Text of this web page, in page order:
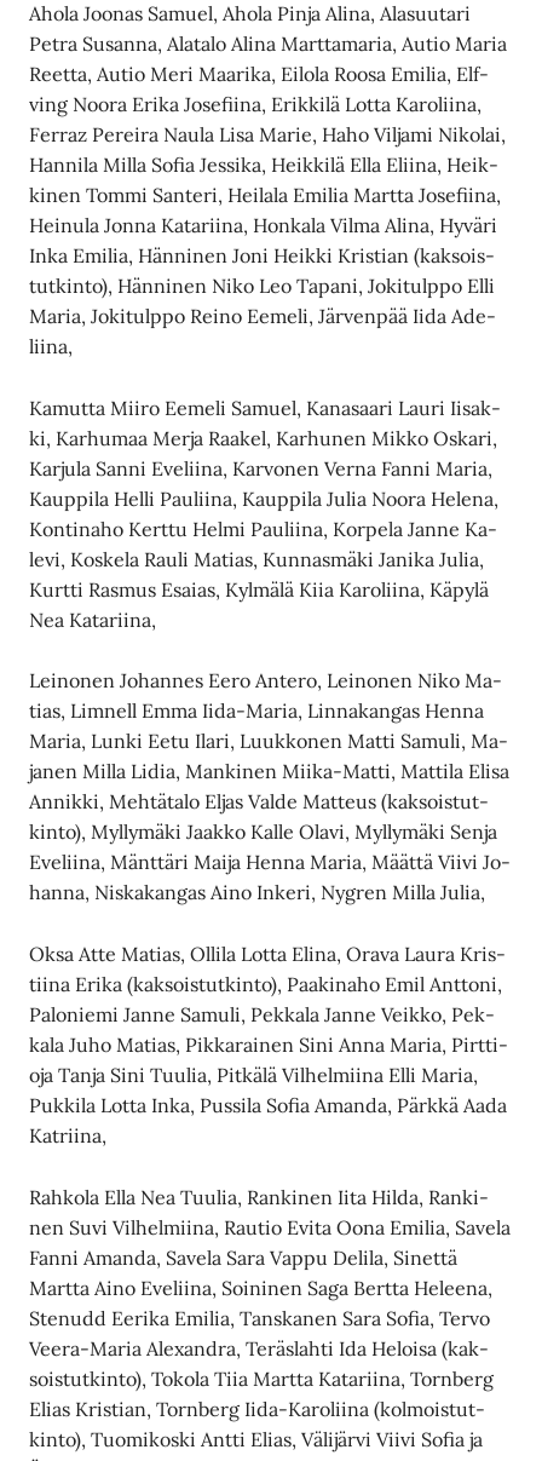
Aho­la Joo­nas Sa­mu­el, Aho­la Pin­ja Ali­na, Ala­suu­ta­ri
Pet­ra Su­san­na, Ala­ta­lo Ali­na Mart­ta­ma­ria, Au­tio Ma­ria
Reet­ta, Au­tio Meri Maa­ri­ka, Ei­lo­la Roo­sa Emi­lia, Elf­
ving Noo­ra Eri­ka Jo­se­fii­na, Erik­ki­lä Lot­ta Ka­ro­lii­na,
Fer­raz Pe­rei­ra Nau­la Lisa Ma­rie, Haho Vil­ja­mi Ni­ko­lai,
Han­ni­la Mil­la So­fia Jes­si­ka, Heik­ki­lä El­la Elii­na, Heik­
ki­nen Tom­mi San­te­ri, Hei­la­la Emi­lia Mart­ta Jo­se­fii­na,
Hei­nu­la Jon­na Ka­ta­rii­na, Hon­ka­la Vil­ma Ali­na, Hy­vä­ri
In­ka Emi­lia, Hän­ni­nen Joni Heik­ki Kris­ti­an (kak­sois­
tut­kin­to), Hän­ni­nen Niko Leo Ta­pa­ni, Jo­ki­tulp­po El­li
Ma­ria, Jo­ki­tulp­po Rei­no Ee­me­li, Jär­ven­pää Ii­da Ade­
lii­na,
Ka­mut­ta Mii­ro Ee­me­li Sa­mu­el, Ka­na­saa­ri Lau­ri Ii­sak­
ki, Kar­hu­maa Mer­ja Raa­kel, Kar­hu­nen Mik­ko Os­ka­ri,
Kar­ju­la San­ni Eve­lii­na, Kar­vo­nen Ver­na Fan­ni Ma­ria,
Kaup­pi­la Hel­li Pau­lii­na, Kaup­pi­la Ju­lia Noo­ra He­le­na,
Kon­ti­na­ho Kert­tu Hel­mi Pau­lii­na, Kor­pe­la Jan­ne Ka­
le­vi, Kos­ke­la Rau­li Ma­ti­as, Kun­nas­mä­ki Ja­ni­ka Ju­lia,
Kurt­ti Ras­mus Esai­as, Kyl­mä­lä Kiia Ka­ro­lii­na, Kä­py­lä
Nea Ka­ta­rii­na,
Lei­no­nen Jo­han­nes Ee­ro An­te­ro, Lei­no­nen Niko Ma­
ti­as, Lim­nell Em­ma Ii­da-Ma­ria, Lin­na­kan­gas Hen­na
Ma­ria, Lun­ki Ee­tu Ila­ri, Luuk­ko­nen Mat­ti Sa­mu­li, Ma­
ja­nen Mil­la Li­dia, Man­ki­nen Mii­ka-Mat­ti, Mat­ti­la Eli­sa
An­nik­ki, Meh­tä­ta­lo El­jas Val­de Mat­teus (kak­sois­tut­
kin­to), Myl­ly­mä­ki Jaak­ko Kal­le Ola­vi, Myl­ly­mä­ki Sen­ja
Eve­lii­na, Mänt­tä­ri Mai­ja Hen­na Ma­ria, Määt­tä Vii­vi Jo­
han­na, Nis­ka­kan­gas Ai­no In­ke­ri, Nyg­ren Mil­la Ju­lia,
Ok­sa At­te Ma­ti­as, Ol­li­la Lot­ta Eli­na, Ora­va Lau­ra Kris­
tii­na Eri­ka (kak­sois­tut­kin­to), Paa­ki­na­ho Emil Ant­to­ni,
Pa­lo­nie­mi Jan­ne Sa­mu­li, Pek­ka­la Jan­ne Veik­ko, Pek­
ka­la Juho Ma­ti­as, Pik­ka­rai­nen Sini An­na Ma­ria, Pirt­ti­
o­ja Tan­ja Sini Tuu­lia, Pit­kä­lä Vil­hel­mii­na El­li Ma­ria,
Puk­ki­la Lot­ta In­ka, Pus­si­la So­fia Aman­da, Pärk­kä Aa­da
Kat­rii­na,
Rah­ko­la El­la Nea Tuu­lia, Ran­ki­nen Ii­ta Hil­da, Ran­ki­
nen Suvi Vil­hel­mii­na, Rau­tio Evi­ta Oo­na Emi­lia, Sa­ve­la
Fan­ni Aman­da, Sa­ve­la Sara Vap­pu De­li­la, Si­net­tä
Mart­ta Ai­no Eve­lii­na, Soi­ni­nen Saga Bert­ta He­lee­na,
Ste­nudd Ee­ri­ka Emi­lia, Tans­ka­nen Sara So­fia, Ter­vo
Vee­ra-Ma­ria Ale­xand­ra, Te­räs­lah­ti Ida He­loi­sa (kak­
sois­tut­kin­to), To­ko­la Tiia Mart­ta Ka­ta­rii­na, Torn­berg
Eli­as Kris­ti­an, Torn­berg Ii­da-Ka­ro­lii­na (kol­mois­tut­
kin­to), Tuo­mi­kos­ki Ant­ti Eli­as, Vä­li­jär­vi Vii­vi So­fia ja